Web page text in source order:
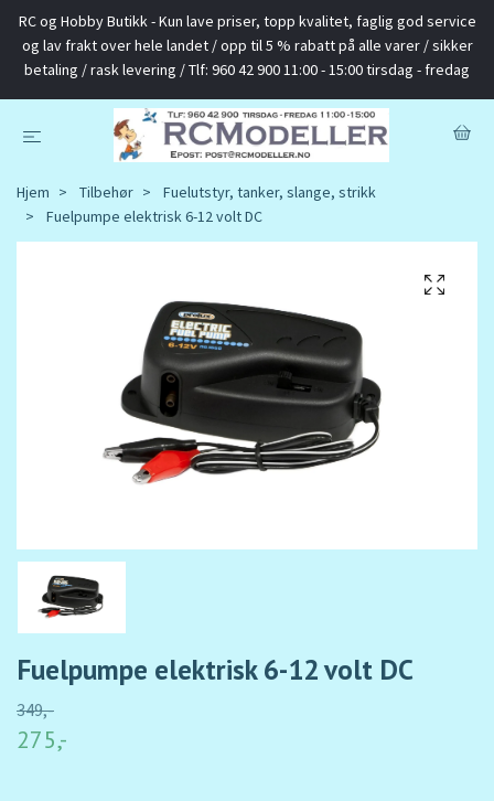
RC og Hobby Butikk - Kun lave priser, topp kvalitet, faglig god service
og lav frakt over hele landet / opp til 5 % rabatt på alle varer / sikker
betaling / rask levering / Tlf: 960 42 900 11:00 - 15:00 tirsdag - fredag
Hjem Tilbehør
Fuelutstyr, tanker, slange, strikk
Fuelpumpe elektrisk 6-12 volt DC
Fuelpumpe elektrisk 6-12 volt DC
349,-
275,-